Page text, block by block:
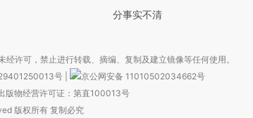
分事实不清
许可，禁止进行转载、摘编、复制及建立镜像等任何使用。
号
京公网安备 11010502034662号
版物经营许可证：第直100013号
版权所有 复制必究